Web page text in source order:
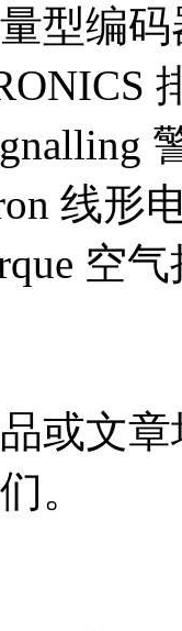
型编
线形
空
或文
。